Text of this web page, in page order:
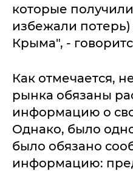
которые
избежали потерь)
Крыма", -
Как отмечается,
рынка обязаны
информацию о
Однако, было
было обязано
информацию: